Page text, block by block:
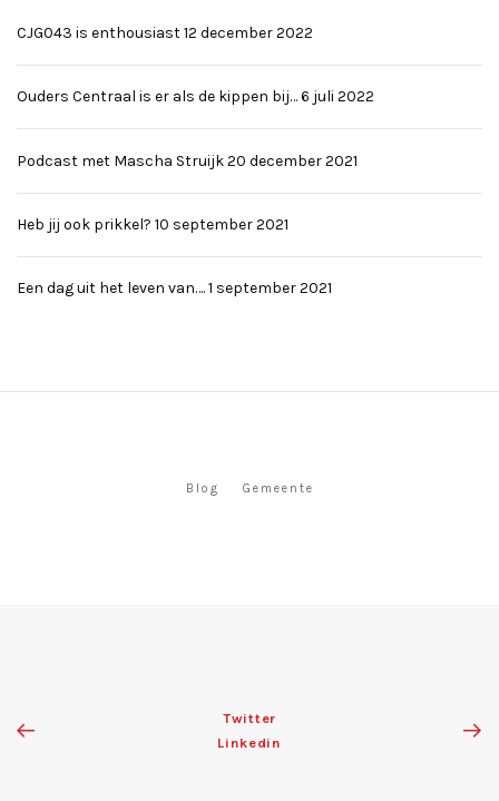
CJG043 is enthousiast12 december 2022
Ouders Centraal is er als de kippen bij…6 juli 2022
Podcast met Mascha Struijk20 december 2021
Heb jij ook prikkel? 10 september 2021
Een dag uit het leven van….1 september 2021
Blog Gemeente
Twitter
Linkedin